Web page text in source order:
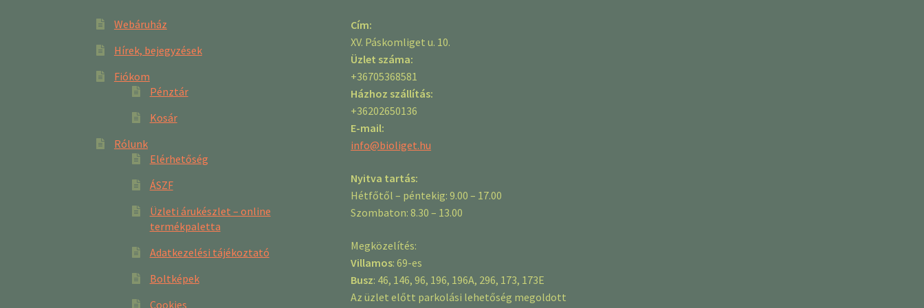
Webáruház
Hírek, bejegyzések
Fiókom
Pénztár
Kosár
Rólunk
Elérhetőség
ÁSZF
Üzleti árukészlet – online
termékpaletta
Adatkezelési tájékoztató
Boltképek
Cookies
Cím:
XV. Páskomliget u. 10.
Üzlet száma:
+36705368581
Házhoz szállítás:
+36202650136
E-mail:
info@bioliget.hu
Nyitva tartás:
Hétfőtől – péntekig: 9.00 – 17.00
Szombaton: 8.30 – 13.00
Megközelítés:
Villamos: 69-es
Busz: 46, 146, 96, 196, 196A, 296, 173, 173E
Az üzlet előtt parkolási lehetőség megoldott